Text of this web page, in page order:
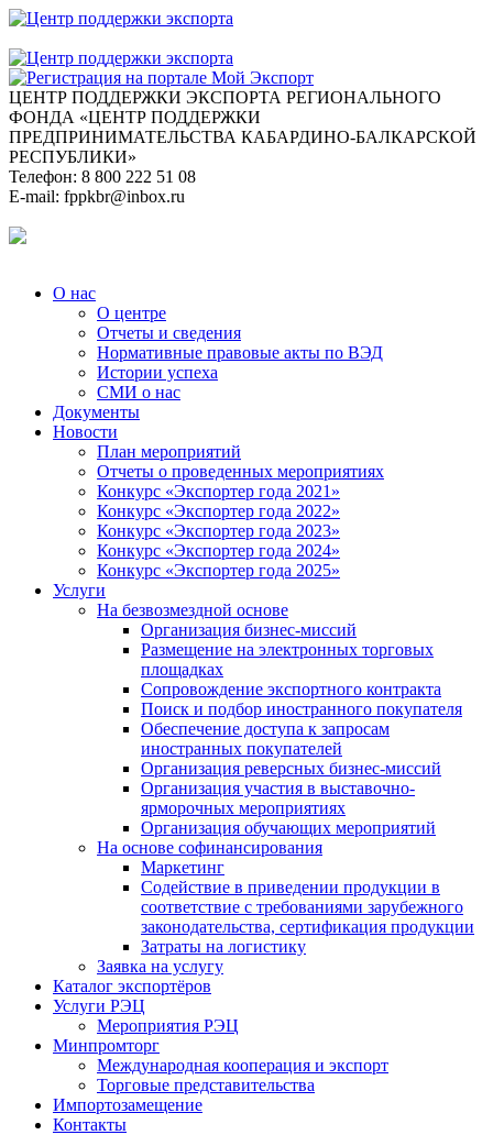
ЦЕНТР ПОДДЕРЖКИ ЭКСПОРТА РЕГИОНАЛЬНОГО
ФОНДА «ЦЕНТР ПОДДЕРЖКИ
ПРЕДПРИНИМАТЕЛЬСТВА КАБАРДИНО-БАЛКАРСКОЙ
РЕСПУБЛИКИ»
Телефон: 8 800 222 51 08
E-mail: fppkbr@inbox.ru
О нас
О центре
Отчеты и сведения
Нормативные правовые акты по ВЭД
Истории успеха
СМИ о нас
Документы
Новости
План мероприятий
Отчеты о проведенных мероприятиях
Конкурс «Экспортер года 2021»
Конкурс «Экспортер года 2022»
Конкурс «Экспортер года 2023»
Конкурс «Экспортер года 2024»
Конкурс «Экспортер года 2025»
Услуги
На безвозмездной основе
Организация бизнес-миссий
Размещение на электронных торговых
площадках
Сопровождение экспортного контракта
Поиск и подбор иностранного покупателя
Обеспечение доступа к запросам
иностранных покупателей
Организация реверсных бизнес-миссий
Организация участия в выставочно-
ярморочных мероприятиях
Организация обучающих мероприятий
На основе софинансирования
Маркетинг
Содействие в приведении продукции в
соответствие с требованиями зарубежного
законодательства, сертификация продукции
Затраты на логистику
Заявка на услугу
Каталог экспортёров
Услуги РЭЦ
Мероприятия РЭЦ
Минпромторг
Международная кооперация и экспорт
Торговые представительства
Импортозамещение
Контакты